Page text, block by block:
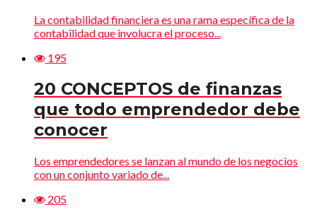
La contabilidad financiera es una rama específica de la
contabilidad que involucra el proceso...
195
20 CONCEPTOS de finanzas
que todo emprendedor debe
conocer
Los emprendedores se lanzan al mundo de los negocios
con un conjunto variado de...
205